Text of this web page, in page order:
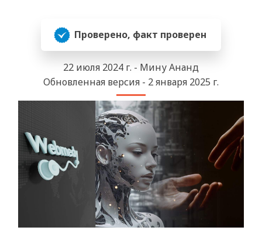
Проверено, факт проверен
22 июля 2024 г. - Мину Ананд
Обновленная версия - 2 января 2025 г.